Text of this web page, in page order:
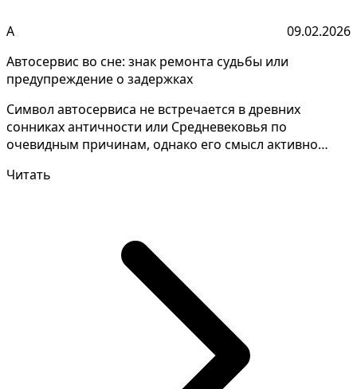
А
09.02.2026
Автосервис во сне: знак ремонта судьбы или
предупреждение о задержках
Символ автосервиса не встречается в древних
сонниках античности или Средневековья по
очевидным причинам, однако его смысл активно
Читать